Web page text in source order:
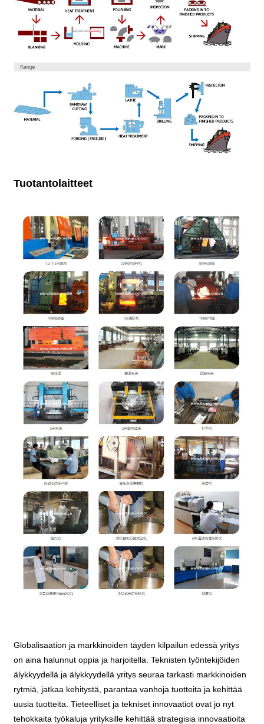
Tuotantolaitteet
Globalisaation ja markkinoiden täyden kilpailun edessä yritys
on aina halunnut oppia ja harjoitella. Teknisten työntekijöiden
älykkyydellä ja älykkyydellä yritys seuraa tarkasti markkinoiden
rytmiä, jatkaa kehitystä, parantaa vanhoja tuotteita ja kehittää
uusia tuotteita. Tieteelliset ja tekniset innovaatiot ovat jo nyt
tehokkaita työkaluja yrityksille kehittää strategisia innovaatioita